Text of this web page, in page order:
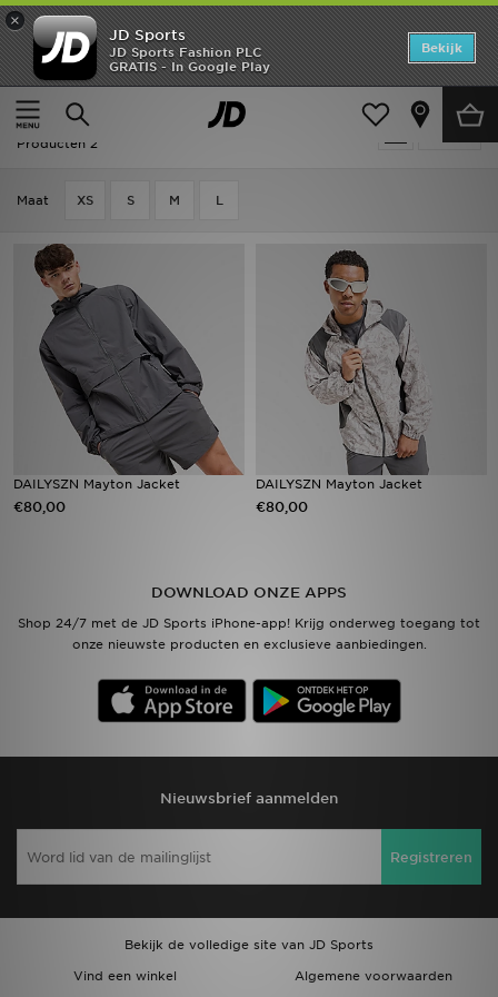
×
JD Sports
JD Sports Fashion PLC
GRATIS - In Google Play
Bekijk
Thuis
Heren Herenkleding Jassen
Heren - DAILYSZN Jassen
Producten 2
Maat XS S M L
DAILYSZN Mayton Jacket
€80,00
DAILYSZN Mayton Jacket
€80,00
DOWNLOAD ONZE APPS
Shop 24/7 met de JD Sports iPhone-app! Krijg onderweg toegang tot
onze nieuwste producten en exclusieve aanbiedingen.
Nieuwsbrief aanmelden
Registreren
Bekijk de volledige site van JD Sports
Vind een winkel
Algemene voorwaarden
Home
Offers
New In
Dames
Kids
Collecties
Voetbal
Bestelling traceren
Mijn JD
Klantenservice
Download de app